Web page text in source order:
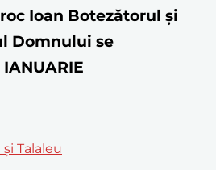
Ioan Botezătorul și
Domnului se
Talaleu